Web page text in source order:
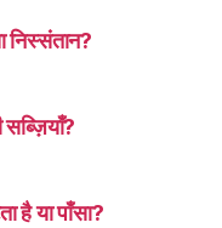
निस्संतान?
है या पाँसा?